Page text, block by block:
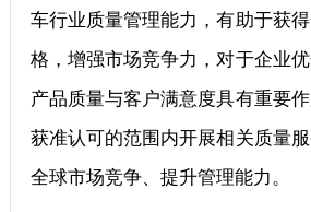
车行业质量管理能力，有助于获
格，增强市场竞争力，对于企业
产品质量与客户满意度具有重要
获准认可的范围内开展相关质量
全球市场竞争、提升管理能力。